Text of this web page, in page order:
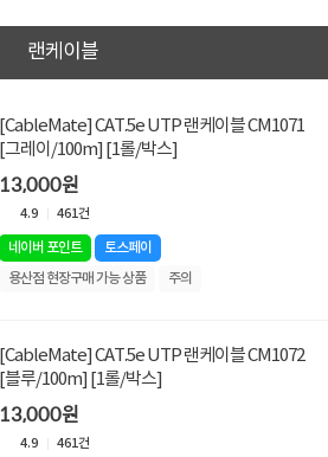
랜케이블
[CableMate] CAT.5e UTP 랜케이블 CM1071
[그레이/100m] [1롤/박스]
13,000원
4.9 461건
네이버 포인트
토스페이
용산점 현장구매 가능 상품
주의
[CableMate] CAT.5e UTP 랜케이블 CM1072
[블루/100m] [1롤/박스]
13,000원
4.9 461건